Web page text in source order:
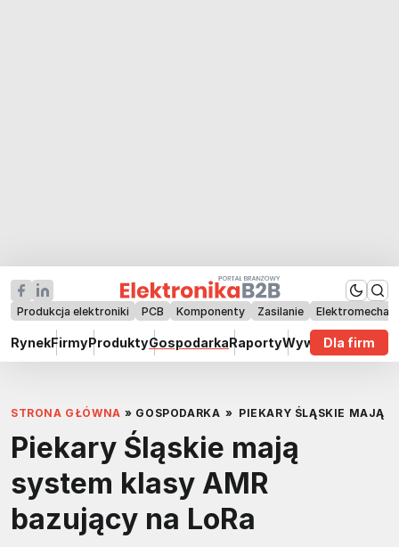
Produkcja elektroniki PCB Komponenty Zasilanie
RynekFirmyProduktyGospodarkaRaportyWywiadyDla firm
STRONA GŁÓWNA » GOSPODARKA » PIEKARY ŚLĄSKIE MAJĄ
Piekary Śląskie mają
system klasy AMR
bazujący na LoRa